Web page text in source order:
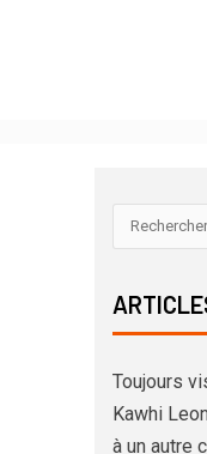
Toujours
Kawhi
à un autre